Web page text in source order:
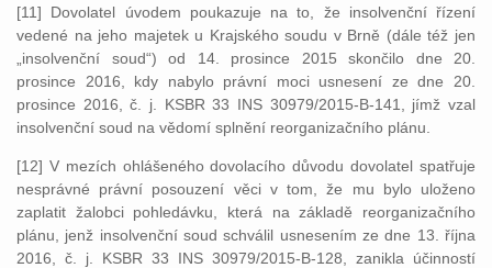
[11] Dovolatel úvodem poukazuje na to, že insolvenční řízení
vedené na jeho majetek u Krajského soudu v Brně (dále též jen
„insolvenční soud“) od 14. prosince 2015 skončilo dne 20.
prosince 2016, kdy nabylo právní moci usnesení ze dne 20.
prosince 2016, č. j. KSBR 33 INS 30979/2015-B-141, jímž vzal
insolvenční soud na vědomí splnění reorganizačního plánu.
[12] V mezích ohlášeného dovolacího důvodu dovolatel spatřuje
nesprávné právní posouzení věci v tom, že mu bylo uloženo
zaplatit žalobci pohledávku, která na základě reorganizačního
plánu, jenž insolvenční soud schválil usnesením ze dne 13. října
2016, č. j. KSBR 33 INS 30979/2015-B-128, zanikla účinností